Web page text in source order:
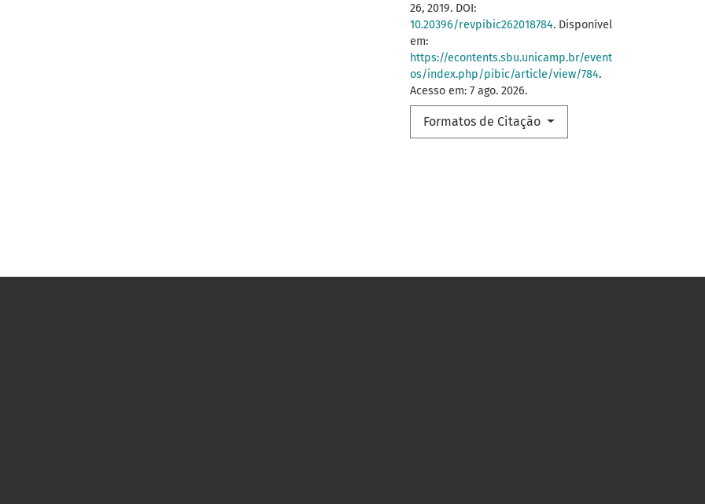
26, 2019. DOI:
10.20396/revpibic262018784. Disponível
em:
https://econtents.sbu.unicamp.br/event
os/index.php/pibic/article/view/784.
Acesso em: 7 ago. 2026.
Formatos de Citação